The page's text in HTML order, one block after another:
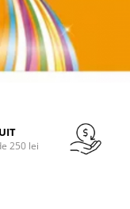
Facebook
250 lei